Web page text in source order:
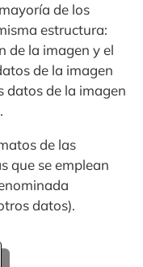
de los
estructura:
de la imagen y el
de la imagen
datos de la imagen
.
de las
que se emplean
datos).